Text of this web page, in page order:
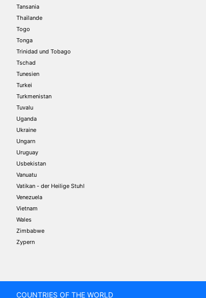
Tansania
Thaïlande
Togo
Tonga
Trinidad und Tobago
Tschad
Tunesien
Turkei
Turkmenistan
Tuvalu
Uganda
Ukraine
Ungarn
Uruguay
Usbekistan
Vanuatu
Vatikan - der Heilige Stuhl
Venezuela
Vietnam
Wales
Zimbabwe
Zypern
COUNTRIES OF THE WORLD